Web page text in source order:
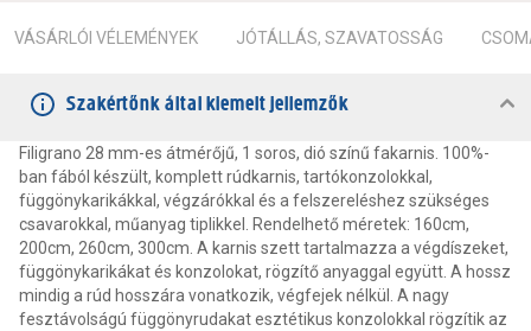
VÁSÁRLÓI VÉLEMÉNYEK JÓTÁLLÁS, SZAVATOSSÁG
Szakértőnk által kiemelt jellemzők
Filigrano 28 mm-es átmérőjű, 1 soros, dió színű fakarnis. 100%-
ban fából készült, komplett rúdkarnis, tartókonzolokkal,
függönykarikákkal, végzárókkal és a felszereléshez szükséges
csavarokkal, műanyag tiplikkel. Rendelhető méretek: 160cm,
200cm, 260cm, 300cm. A karnis szett tartalmazza a végdíszeket,
függönykarikákat és konzolokat, rögzítő anyaggal együtt. A hossz
mindig a rúd hosszára vonatkozik, végfejek nélkül. A nagy
fesztávolságú függönyrudakat esztétikus konzolokkal rögzítik az